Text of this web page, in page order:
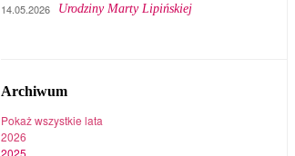
14.05.2026 Urodziny Marty Lipińskiej
Archiwum
Pokaż wszystkie lata
2026
2025